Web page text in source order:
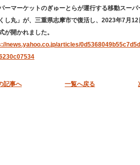
ーマーケットのぎゅーとらが運行する移動スーパ
くし丸」が、三重県志摩市で復活し、2023年7月12
が開かれました。
news.yahoo.co.jp/articles/
記事へ 一覧へ戻る